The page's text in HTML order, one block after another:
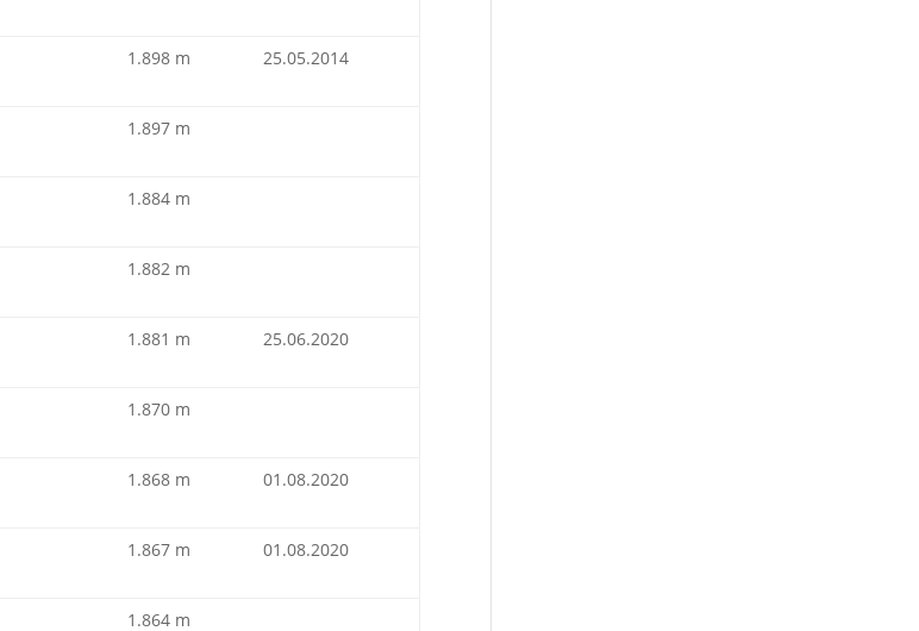
1.898 m 25.05.2014
1.897 m
1.884 m
1.882 m
1.881 m 25.06.2020
1.870 m
1.868 m 01.08.2020
1.867 m 01.08.2020
1.864 m